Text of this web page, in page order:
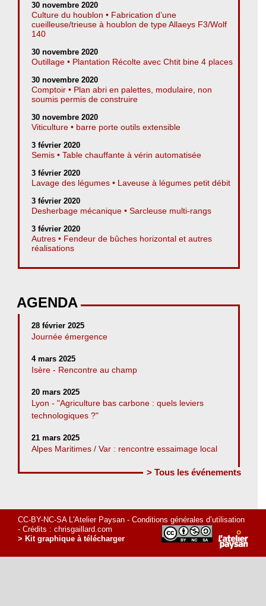
30 novembre 2020
Culture du houblon • Fabrication d’une
cueilleuse/trieuse à houblon de type Allaeys F3/Wolf
140
30 novembre 2020
Outillage • Plantation Récolte avec Chtit bine 4 places
30 novembre 2020
Comptoir • Plan abri en palettes, modulaire, non
soumis permis de construire
30 novembre 2020
Viticulture • barre porte outils extensible
3 février 2020
Semis • Table chauffante à vérin automatisée
3 février 2020
Lavage des légumes • Laveuse à légumes petit débit
3 février 2020
Desherbage mécanique • Sarcleuse multi-rangs
3 février 2020
Autres • Fendeur de bûches horizontal et autres
réalisations
AGENDA
28 février 2025
Journée émergence
4 mars 2025
Isère - Rencontre au champ
20 mars 2025
Lyon - "Agriculture bas carbone : quels leviers
technologiques ?"
21 mars 2025
Alpes Maritimes / Var : rencontre essaimage local
> Tous les événements
CC-BY-NC-SA L'Atelier Paysan - Conditions générales d’utilisation
- Crédits : chrisgaillard.com
> Kit graphique à télécharger